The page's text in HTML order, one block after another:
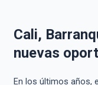
Cali,
nuevas
En los últimos años,